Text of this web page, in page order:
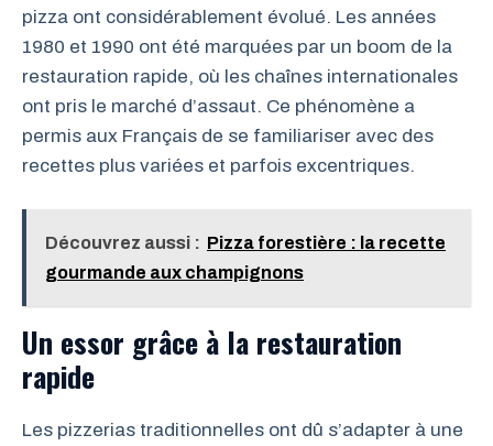
pizza ont considérablement évolué. Les années
1980 et 1990 ont été marquées par un boom de la
restauration rapide, où les chaînes internationales
ont pris le marché d’assaut. Ce phénomène a
permis aux Français de se familiariser avec des
recettes plus variées et parfois excentriques.
Découvrez aussi : Pizza forestière : la recette
gourmande aux champignons
Un essor grâce à la restauration
rapide
Les pizzerias traditionnelles ont dû s’adapter à une